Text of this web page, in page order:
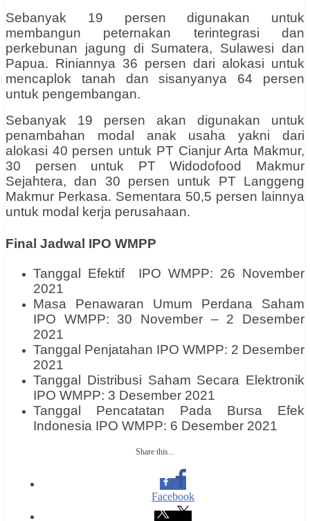
Sebanyak 19 persen digunakan untuk
membangun peternakan terintegrasi dan
perkebunan jagung di Sumatera, Sulawesi dan
Papua. Riniannya 36 persen dari alokasi untuk
mencaplok tanah dan sisanyanya 64 persen
untuk pengembangan.
Sebanyak 19 persen akan digunakan untuk
penambahan modal anak usaha yakni dari
alokasi 40 persen untuk PT Cianjur Arta Makmur,
30 persen untuk PT Widodofood Makmur
Sejahtera, dan 30 persen untuk PT Langgeng
Makmur Perkasa. Sementara 50,5 persen lainnya
untuk modal kerja perusahaan.
Final Jadwal IPO WMPP
Tanggal Efektif IPO WMPP: 26 November
2021
Masa Penawaran Umum Perdana Saham
IPO WMPP: 30 November – 2 Desember
2021
Tanggal Penjatahan IPO WMPP: 2 Desember
2021
Tanggal Distribusi Saham Secara Elektronik
IPO WMPP: 3 Desember 2021
Tanggal Pencatatan Pada Bursa Efek
Indonesia IPO WMPP: 6 Desember 2021
Share this...
Facebook